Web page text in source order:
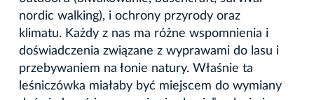
nordic walking), i ochrony przyrody oraz
klimatu. Każdy z nas ma różne wspomnienia i
doświadczenia związane z wyprawami do lasu i
przebywaniem na łonie natury. Właśnie ta
leśniczówka miałaby być miejscem do wymiany